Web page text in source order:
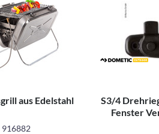
aus Edelstahl
916882
S3/4
Fenster